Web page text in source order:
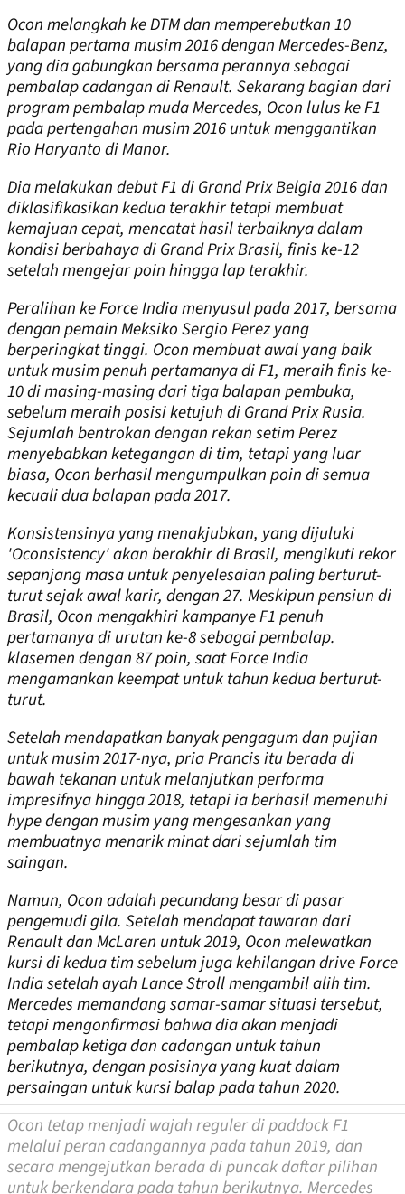
Ocon melangkah ke DTM dan memperebutkan 10
balapan pertama musim 2016 dengan Mercedes-Benz,
yang dia gabungkan bersama perannya sebagai
pembalap cadangan di Renault. Sekarang bagian dari
program pembalap muda Mercedes, Ocon lulus ke F1
pada pertengahan musim 2016 untuk menggantikan
Rio Haryanto di Manor.
Dia melakukan debut F1 di Grand Prix Belgia 2016 dan
diklasifikasikan kedua terakhir tetapi membuat
kemajuan cepat, mencatat hasil terbaiknya dalam
kondisi berbahaya di Grand Prix Brasil, finis ke-12
setelah mengejar poin hingga lap terakhir.
Peralihan ke Force India menyusul pada 2017, bersama
dengan pemain Meksiko Sergio Perez yang
berperingkat tinggi. Ocon membuat awal yang baik
untuk musim penuh pertamanya di F1, meraih finis ke-
10 di masing-masing dari tiga balapan pembuka,
sebelum meraih posisi ketujuh di Grand Prix Rusia.
Sejumlah bentrokan dengan rekan setim Perez
menyebabkan ketegangan di tim, tetapi yang luar
biasa, Ocon berhasil mengumpulkan poin di semua
kecuali dua balapan pada 2017.
Konsistensinya yang menakjubkan, yang dijuluki
'Oconsistency' akan berakhir di Brasil, mengikuti rekor
sepanjang masa untuk penyelesaian paling berturut-
turut sejak awal karir, dengan 27. Meskipun pensiun di
Brasil, Ocon mengakhiri kampanye F1 penuh
pertamanya di urutan ke-8 sebagai pembalap.
klasemen dengan 87 poin, saat Force India
mengamankan keempat untuk tahun kedua berturut-
turut.
Setelah mendapatkan banyak pengagum dan pujian
untuk musim 2017-nya, pria Prancis itu berada di
bawah tekanan untuk melanjutkan performa
impresifnya hingga 2018, tetapi ia berhasil memenuhi
hype dengan musim yang mengesankan yang
membuatnya menarik minat dari sejumlah tim
saingan.
Namun, Ocon adalah pecundang besar di pasar
pengemudi gila. Setelah mendapat tawaran dari
Renault dan McLaren untuk 2019, Ocon melewatkan
kursi di kedua tim sebelum juga kehilangan drive Force
India setelah ayah Lance Stroll mengambil alih tim.
Mercedes memandang samar-samar situasi tersebut,
tetapi mengonfirmasi bahwa dia akan menjadi
pembalap ketiga dan cadangan untuk tahun
berikutnya, dengan posisinya yang kuat dalam
persaingan untuk kursi balap pada tahun 2020.
Ocon tetap menjadi wajah reguler di paddock F1
melalui peran cadangannya pada tahun 2019, dan
secara mengejutkan berada di puncak daftar pilihan
untuk berkendara pada tahun berikutnya. Mercedes